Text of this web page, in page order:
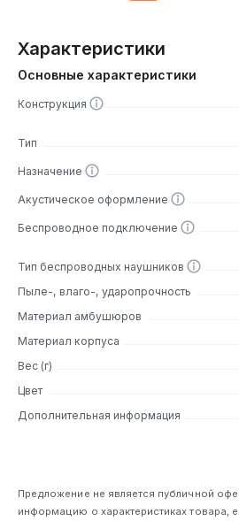
Характеристики
Основные характеристики
Конструкция
Тип
Назначение
Акустическое оформление
Беспроводное подключение
Тип беспроводных наушников
Пыле-, влаго-, ударопрочность
Материал амбушюров
Материал корпуса
Вес (г)
Цвет
Дополнительная информация
Предложение не является публичной
информацию о характеристиках товара,